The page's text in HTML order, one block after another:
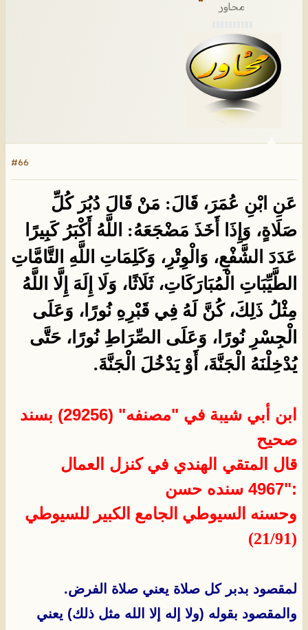
محاور
#66
عَنِ ابْنِ عُمَرَ، قَالَ: مَنْ قَالَ دُبُرَ كُلِّ
صَلَاةٍ، وَإِذَا أَخَذَ مَضْجَعَهُ: اللَّهُ أَكْبَرُ كَبِيرًا
عَدَدَ الشَّفْعِ، وَالْوِتْرِ، وَكَلِمَاتِ اللَّهِ التَّامَّاتِ
الطَّيِّبَاتِ الْمُبَارَكَاتِ، ثَلَاثًا، وَلَا إِلَهَ إِلَّا اللَّهُ
مِثْلُ ذَلِكَ، كُنَّ لَهُ فِي قَبْرِهِ نُورًا، وَعَلَى
الْجِسْرِ نُورًا، وَعَلَى الصِّرَاطِ نُورًا، حَتَّى
يُدْخِلْنَهُ الْجَنَّةَ، أَوْ يَدْخُلَ الْجَنَّةَ.
ابن أبي شيبة في "مصنفه" (29256) بسند
صحيح
قال المتقي الهندي في كنزل العمال
:"4967
سنده حسن
وحسنه السيوطي الجامع الكبير للسيوطي
(21/91)
لمقصود بدبر كل صلاة يعني صلاة الفرض.
والمقصود بقوله (ولا إله إلا الله مثل ذلك) يعني